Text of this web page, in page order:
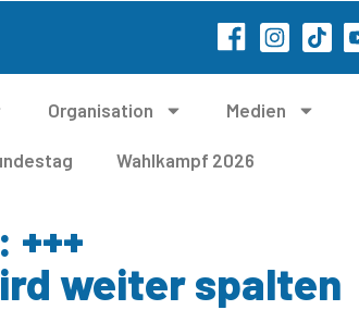
Organisation Medien
Wahlkampf 2026
weiter spalten